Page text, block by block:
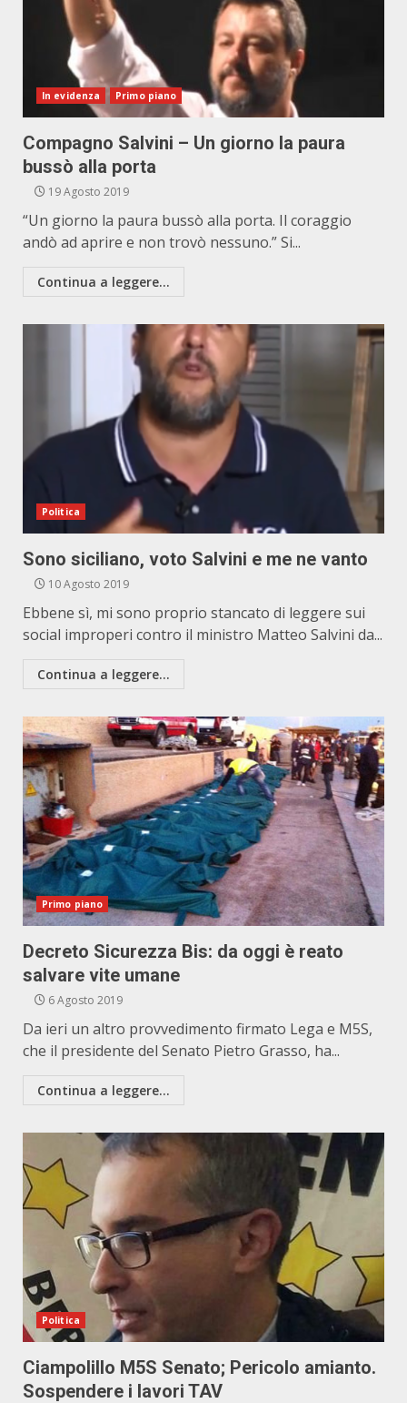
In evidenza Primo piano
Compagno Salvini – Un giorno la paura
bussò alla porta
19 Agosto 2019
“Un giorno la paura bussò alla porta. Il coraggio
andò ad aprire e non trovò nessuno.” Si...
Continua a leggere...
Politica
Sono siciliano, voto Salvini e me ne vanto
10 Agosto 2019
Ebbene sì, mi sono proprio stancato di leggere sui
social improperi contro il ministro Matteo Salvini da...
Continua a leggere...
Primo piano
Decreto Sicurezza Bis: da oggi è reato
salvare vite umane
6 Agosto 2019
Da ieri un altro provvedimento firmato Lega e M5S,
che il presidente del Senato Pietro Grasso, ha...
Continua a leggere...
Politica
Ciampolillo M5S Senato; Pericolo amianto.
Sospendere i lavori TAV